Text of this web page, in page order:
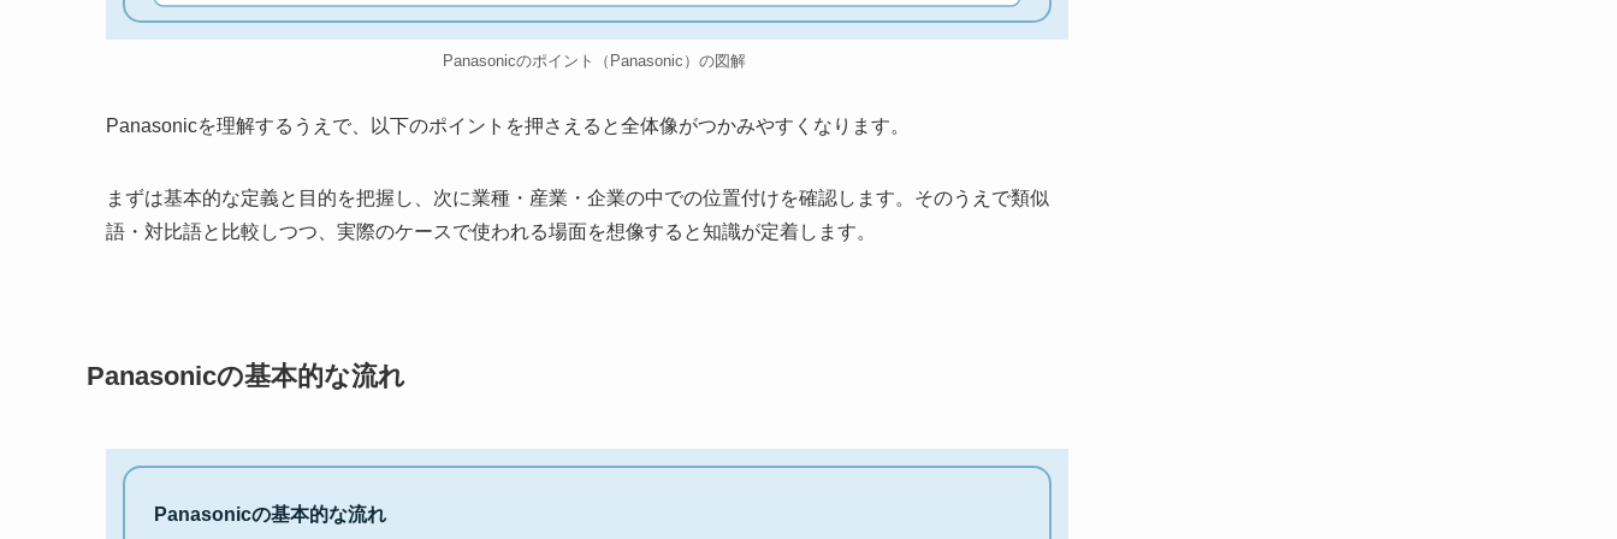
Panasonicのポイント（Panasonic）の図解
Panasonicを理解するうえで、以下のポイントを押さえると全体像がつかみやすくなります。
まずは基本的な定義と目的を把握し、次に業種・産業・企業の中での位置付けを確認します。そのうえで類似
語・対比語と比較しつつ、実際のケースで使われる場面を想像すると知識が定着します。
Panasonicの基本的な流れ
Panasonicの基本的な流れ